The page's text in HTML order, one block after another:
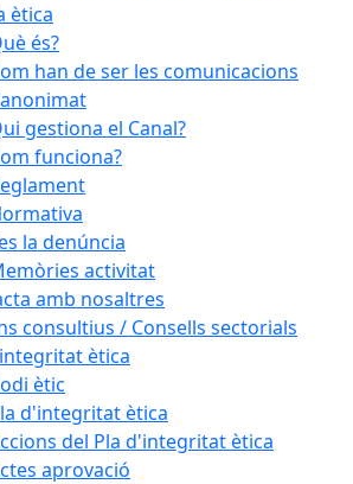
ètica
és?
han de ser les comunicacions
gestiona el Canal?
funciona?
la denúncia
activitat
amb nosaltres
consultius / Consells sectorials
ètica
ètic
d'integritat ètica
del Pla d'integritat ètica
aprovació